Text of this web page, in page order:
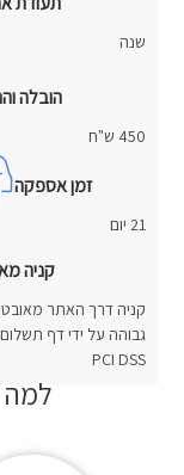
שנה
הובלה
450 ש"ח
זמן אספקה
21 יום
קניה
קניה דרך האתר
גבוהה על ידי דף
PCI DSS
למה